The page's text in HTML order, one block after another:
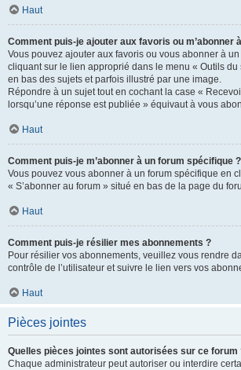
Haut
Comment puis-je ajouter aux favoris ou m’abonner
Vous pouvez ajouter aux favoris ou vous abonner à
cliquant sur le lien approprié dans le menu « Outils du
en bas des sujets et parfois illustré par une image.
Répondre à un sujet tout en cochant la case «
lorsqu’une réponse est publiée » équivaut à vous
Haut
Comment puis-je m’abonner à un forum spécifique ?
Vous pouvez vous abonner à un forum spécifique en
« S’abonner au forum » situé en bas de la page du
Haut
Comment puis-je résilier mes abonnements ?
Pour résilier vos abonnements, veuillez vous rendre
contrôle de l’utilisateur et suivre le lien vers vos
Haut
Pièces jointes
Quelles pièces jointes sont autorisées sur ce forum
Chaque administrateur peut autoriser ou interdire